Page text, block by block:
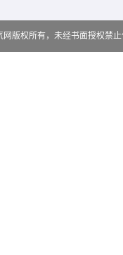
网版权所有，未经书面授权